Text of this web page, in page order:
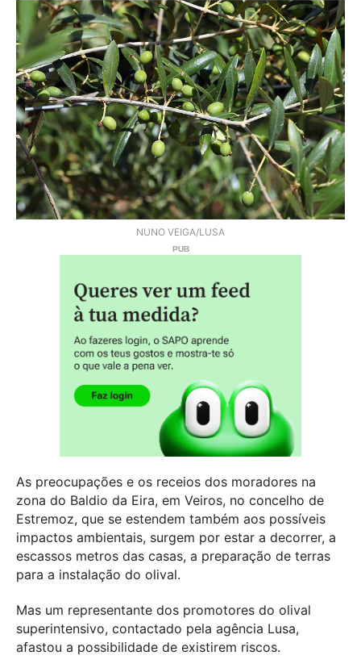
NUNO VEIGA/LUSA
As preocupações e os receios dos moradores na
zona do Baldio da Eira, em Veiros, no concelho de
Estremoz, que se estendem também aos possíveis
impactos ambientais, surgem por estar a decorrer, a
escassos metros das casas, a preparação de terras
para a instalação do olival.
Mas um representante dos promotores do olival
superintensivo, contactado pela agência Lusa,
afastou a possibilidade de existirem riscos.